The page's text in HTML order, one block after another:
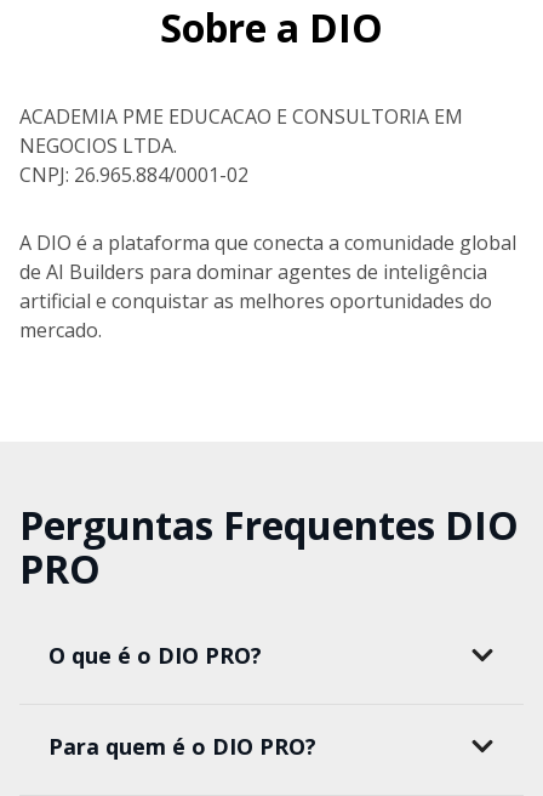
Sobre a DIO
ACADEMIA PME EDUCACAO E CONSULTORIA EM
NEGOCIOS LTDA.
CNPJ: 26.965.884/0001-02
A DIO é a plataforma que conecta a comunidade global
de AI Builders para dominar agentes de inteligência
artificial e conquistar as melhores oportunidades do
mercado.
Perguntas Frequentes DIO
PRO
O que é o DIO PRO?
Para quem é o DIO PRO?